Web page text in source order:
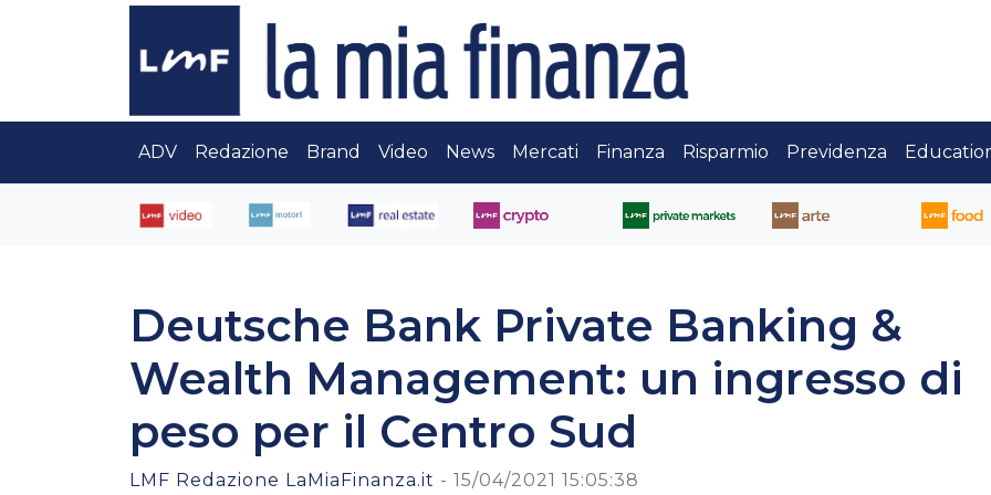
ADV Redazione Brand Video News Mercati Finanza Risparmio Previdenza
Deutsche Bank Private Banking &
Wealth Management: un ingresso di
peso per il Centro Sud
LMF Redazione LaMiaFinanza.it - 15/04/2021 15:05:38